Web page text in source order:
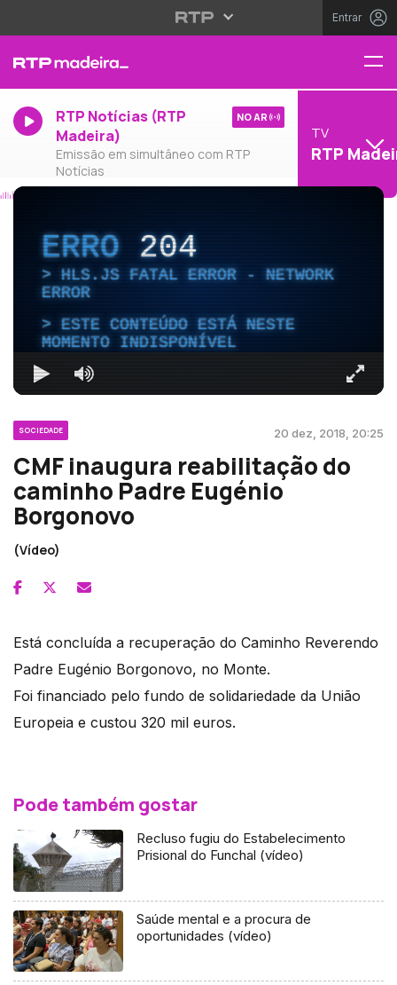
Entrar
RTP Notícias (RTP
Madeira)
Emissão em simultâneo com RTP
Notícias
NO AR
TV
RTP
ERRO204
HLS.JS FATAL ERROR - NETWORK
ERROR
ESTE CONTEÚDO ESTÁ NESTE
MOMENTO INDISPONÍVEL
SOCIEDADE 20 dez, 2018, 20:25
CMF inaugura reabilitação do
caminho Padre Eugénio
Borgonovo
(Vídeo)
Está concluída a recuperação do Caminho Reverendo
Padre Eugénio Borgonovo, no Monte.
Foi financiado pelo fundo de solidariedade da União
Europeia e custou 320 mil euros.
Pode também gostar
Recluso fugiu do Estabelecimento
Prisional do Funchal (vídeo)
Saúde mental e a procura de
oportunidades (vídeo)